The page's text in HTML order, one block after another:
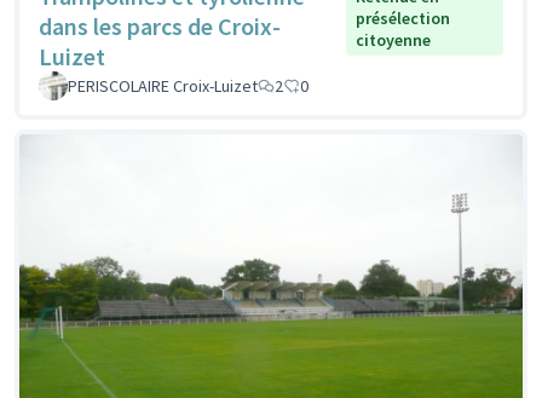
dans les parcs de Croix-
Luizet
présélection
citoyenne
PERISCOLAIRE Croix-Luizet 2 0